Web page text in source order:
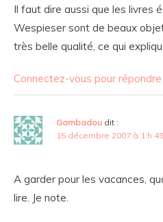
Il faut dire aussi que les livres
Wespieser sont de beaux
très belle qualité, ce qui
Connectez-vous pour répondre
Gambadou dit :
15 décembre 2007 à 1 h
A garder pour les vacances,
lire. Je note.